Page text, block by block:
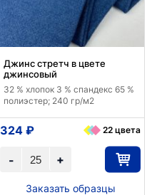
Джинс стретч в цвете
джинсовый
32 % хлопок 3 % спандекс 65 %
полиэстер; 240 гр/м2
+
-
324 ₽ 22 цвета
Заказать образцы